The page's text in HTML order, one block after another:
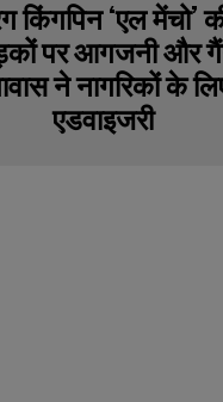
किंगपिन ‘एल मेंचो’
पर आगजनी और
ने नागरिकों के
एडवाइजरी